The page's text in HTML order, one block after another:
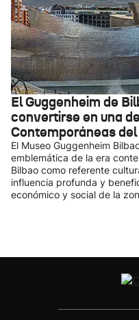
El Guggenheim de
convertirse en una
Contemporáneas
El Museo Guggenheim
emblemática de la era
Bilbao como referente
influencia profunda y
económico y social de la